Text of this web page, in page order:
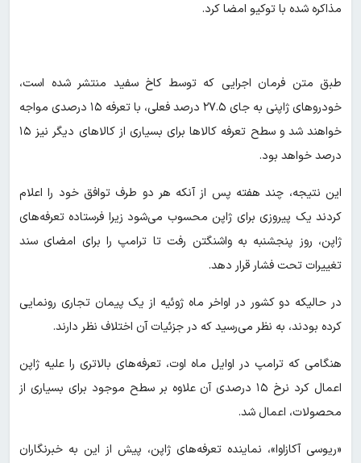
مذاکره شده با توکیو امضا کرد.
طبق متن فرمان اجرایی که توسط کاخ سفید منتشر شده است،
خودروهای ژاپنی به جای ۲۷.۵ درصد فعلی، با تعرفه ۱۵ درصدی مواجه
خواهند شد و سطح تعرفه کالاها برای بسیاری از کالاهای دیگر نیز ۱۵
درصد خواهد بود.
این نتیجه، چند هفته پس از آنکه هر دو طرف توافق خود را اعلام
کردند یک پیروزی برای ژاپن محسوب می‌شود زیرا فرستاده تعرفه‌های
ژاپن، روز پنجشنبه به واشنگتن رفت تا ترامپ را برای امضای سند
تغییرات تحت فشار قرار دهد.
در حالیکه دو کشور در اواخر ماه ژوئیه از یک پیمان تجاری رونمایی
کرده بودند، به نظر می‌رسید که در جزئیات آن اختلاف نظر دارند.
هنگامی که ترامپ در اوایل ماه اوت، تعرفه‌های بالاتری را علیه ژاپن
اعمال کرد نرخ ۱۵ درصدی آن علاوه بر سطح موجود برای بسیاری از
محصولات، اعمال شد.
«ریوسی آکازاوا»، نماینده تعرفه‌های ژاپن، پیش از این به خبرنگاران